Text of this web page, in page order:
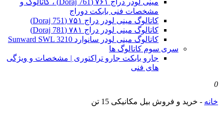
مینی لودر دراج ۷۶۱ (Doraj 761) ، کاتالوگ و
مشخصات فنی بابکت دوراج
کاتالوگ مینی لودر دراج ۷۵۱ (Doraj 751)
کاتالوگ مینی لودر دراج ۷۸۱ (Doraj 781)
کاتالوگ مینی لودر سانوارد Sunward SWL 3210
سری سوم کاتالوگ ها
جارو بابکت جارو تراکتوری | مشخصات و ویژگی
های فنی
0
خانه - خرید و فروش بیل مکانیکی 15 تن